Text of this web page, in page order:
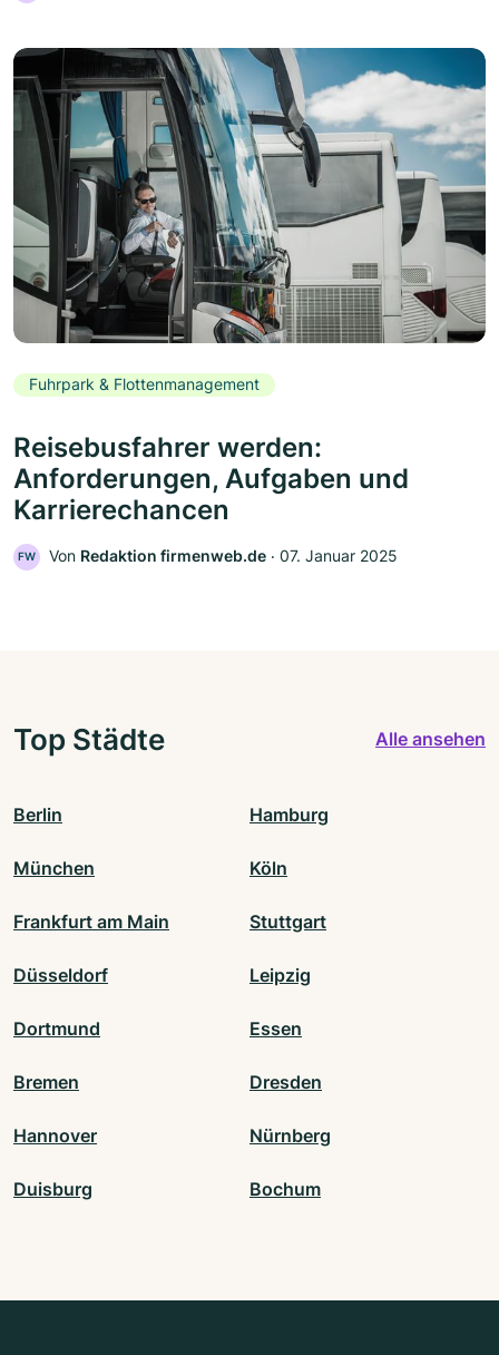
Fuhrpark & Flottenmanagement
Reisebusfahrer werden:
Anforderungen, Aufgaben und
Karrierechancen
FW Von Redaktion firmenweb.de ‧ 07. Januar 2025
Top Städte Alle ansehen
Berlin Hamburg
München Köln
Frankfurt am Main Stuttgart
Düsseldorf Leipzig
Dortmund Essen
Bremen Dresden
Hannover Nürnberg
Duisburg Bochum